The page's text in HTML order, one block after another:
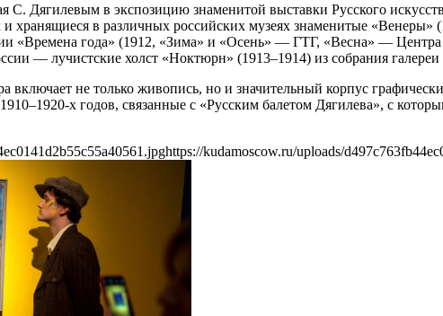
С. Дягилевым в экспозицию знаменитой выставки Русского
хранящиеся в различных российских музеях знаменитые «Венеры»
«Времена года» (1912, «Зима» и «Осень» — ГТГ, «Весна» —
— лучистские холст «Ноктюрн» (1913–1914) из собрания
включает не только живопись, но и значительный корпус
х годов, связанные с «Русским балетом Дягилева», с
https://kudamoscow.ru/uploads/